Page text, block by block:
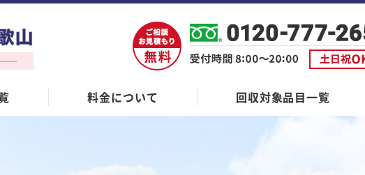
料金について 回収対象品目一覧